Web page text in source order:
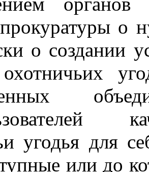
о
о создании
угодья для
или до